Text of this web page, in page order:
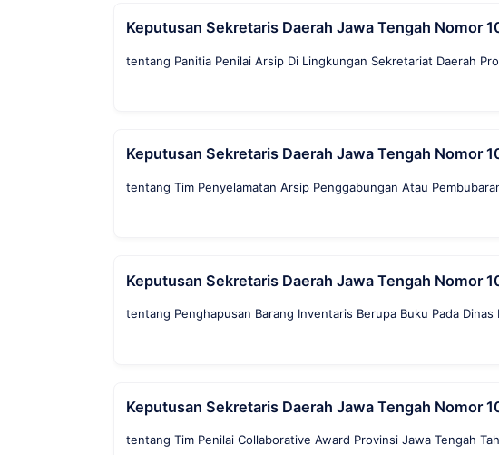
Keputusan Sekretaris Daerah Jawa Tengah Nomor
tentang Panitia Penilai Arsip Di Lingkungan Sekretariat Daerah
Keputusan Sekretaris Daerah Jawa Tengah Nomor
tentang Tim Penyelamatan Arsip Penggabungan Atau
Keputusan Sekretaris Daerah Jawa Tengah Nomor
tentang Penghapusan Barang Inventaris Berupa Buku Pada
Keputusan Sekretaris Daerah Jawa Tengah Nomor
tentang Tim Penilai Collaborative Award Provinsi Jawa Tengah